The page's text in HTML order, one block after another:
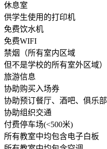
休息室
供学生使用的打印机
免费饮水机
免费WIFI
禁烟（所有室内区域
但不是学校的所有室外区域）
旅游信息
协助购买入场券
协助预订餐厅、酒吧、俱乐部
协助组织交通
付费停车场(<500米)
所有教室中均包含电子白板